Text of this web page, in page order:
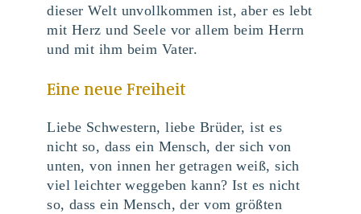
dieser Welt unvollkommen ist, aber es lebt
mit Herz und Seele vor allem beim Herrn
und mit ihm beim Vater.
Eine neue Freiheit
Liebe Schwestern, liebe Brüder, ist es
nicht so, dass ein Mensch, der sich von
unten, von innen her getragen weiß, sich
viel leichter weggeben kann? Ist es nicht
so, dass ein Mensch, der vom größten